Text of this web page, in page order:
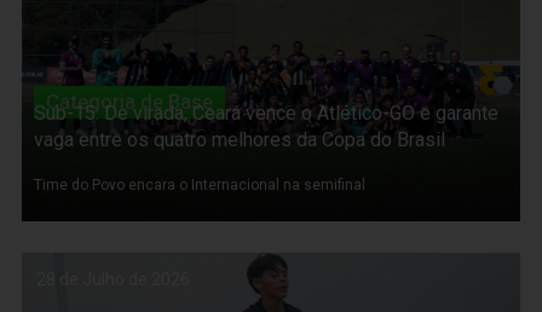
Categoria de Base
Sub-15: De virada, Ceará vence o Atlético-GO e garante
vaga entre os quatro melhores da Copa do Brasil
Time do Povo encara o Internacional na semifinal